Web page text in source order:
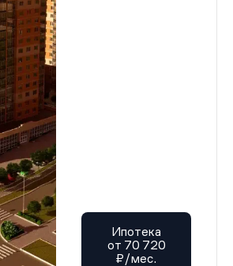
Ипотека
от 70 720
₽/мес.